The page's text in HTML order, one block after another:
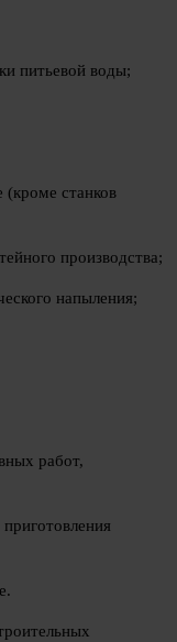
питьевой воды;
станков
производства;
напыления;
работ,